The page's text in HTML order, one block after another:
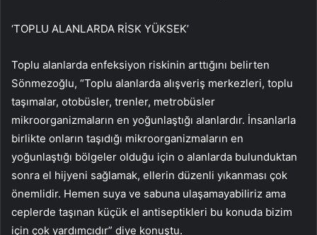
‘TOPLU ALANLARDA RİSK YÜKSEK’
Toplu alanlarda enfeksiyon riskinin arttığını belirten
Sönmezoğlu, “Toplu alanlarda alışveriş merkezleri, toplu
taşımalar, otobüsler, trenler, metrobüsler
mikroorganizmaların en yoğunlaştığı alanlardır. İnsanlarla
birlikte onların taşıdığı mikroorganizmaların en
yoğunlaştığı bölgeler olduğu için o alanlarda bulunduktan
sonra el hijyeni sağlamak, ellerin düzenli yıkanması çok
önemlidir. Hemen suya ve sabuna ulaşamayabiliriz ama
ceplerde taşınan küçük el antiseptikleri bu konuda bizim
için çok yardımcıdır” diye konuştu.